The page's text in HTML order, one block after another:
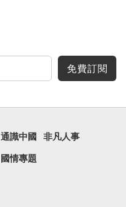
免費訂閱
通識中國 非凡人事
國情專題